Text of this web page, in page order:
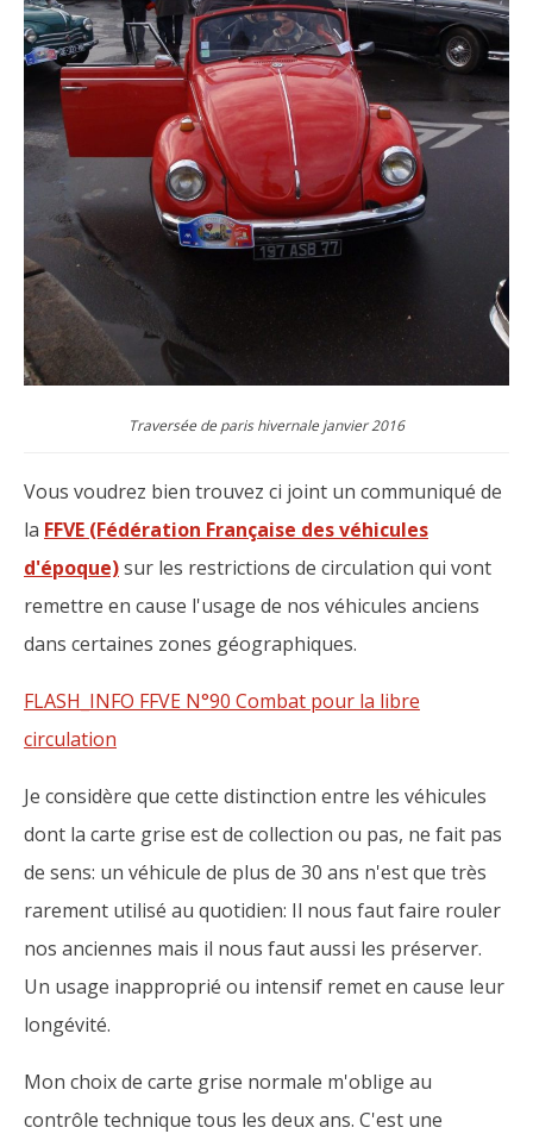
Traversée de paris hivernale janvier 2016
Vous voudrez bien trouvez ci joint un communiqué de
la FFVE (Fédération Française des véhicules
d'époque)sur les restrictions de circulation qui vont
remettre en cause l'usage de nos véhicules anciens
dans certaines zones géographiques.
FLASH_INFO FFVE N°90 Combat pour la libre
circulation
Je considère que cette distinction entre les véhicules
dont la carte grise est de collection ou pas, ne fait pas
de sens: un véhicule de plus de 30 ans n'est que très
rarement utilisé au quotidien: Il nous faut faire rouler
nos anciennes mais il nous faut aussi les préserver.
Un usage inapproprié ou intensif remet en cause leur
longévité.
Mon choix de carte grise normale m'oblige au
contrôle technique tous les deux ans. C'est une